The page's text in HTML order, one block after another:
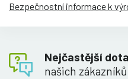
Bezpečnostní informace k
Nejčastější
našich zákazníků